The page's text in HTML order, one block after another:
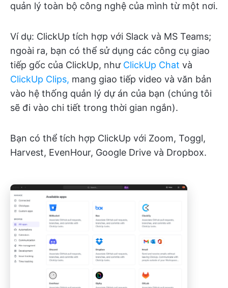
quản lý toàn bộ công nghệ của mình từ một nơi.
Ví dụ: ClickUp tích hợp với Slack và MS Teams;
ngoài ra, bạn có thể sử dụng các công cụ giao
tiếp gốc của ClickUp, như ClickUp Chat và
ClickUp Clips, mang giao tiếp video và văn bản
vào hệ thống quản lý dự án của bạn (chúng tôi
sẽ đi vào chi tiết trong thời gian ngắn).
Bạn có thể tích hợp ClickUp với Zoom, Toggl,
Harvest, EvenHour, Google Drive và Dropbox.